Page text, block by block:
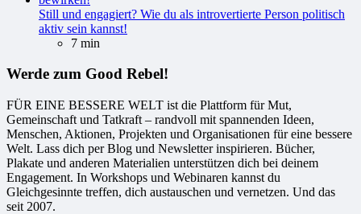
Still und engagiert? Wie du als introvertierte Person politisch
aktiv sein kannst!
7 min
Werde zum Good Rebel!
FÜR EINE BESSERE WELT ist die Plattform für Mut,
Gemeinschaft und Tatkraft – randvoll mit spannenden Ideen,
Menschen, Aktionen, Projekten und Organisationen für eine bessere
Welt. Lass dich per Blog und Newsletter inspirieren. Bücher,
Plakate und anderen Materialien unterstützen dich bei deinem
Engagement. In Workshops und Webinaren kannst du
Gleichgesinnte treffen, dich austauschen und vernetzen. Und das
seit 2007.